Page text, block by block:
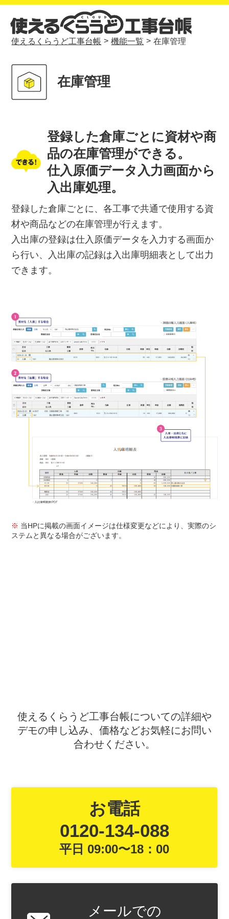
使えるくらうど工事台帳 > 機能一覧 > 在庫管理
在庫管理
登録した倉庫ごとに資材や商
品の在庫管理ができる。
仕入原価データ入力画面から
入出庫処理。
登録した倉庫ごとに、各工事で共通で使用する資
材や商品などの在庫管理が行えます。
入出庫の登録は仕入原価データを入力する画面か
ら行い、入出庫の記録は入出庫明細表として出力
できます。
※ 当HPに掲載の画面イメージは仕様変更などにより、実際のシ
ステムと異なる場合がございます。
使えるくらうど工事台帳についての詳細や
デモの申し込み、価格などお気軽にお問い
合わせください。
お電話
0120-134-088
平日 09:00〜18：00
メールでの